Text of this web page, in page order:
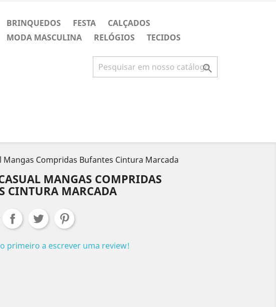
BRINQUEDOS FESTA
CALÇADOS
MODA MASCULINA RELÓGIOS TECIDOS

Mangas Compridas Bufantes Cintura Marcada
MANGAS COMPRIDAS
CINTURA MARCADA
primeiro a escrever uma review!